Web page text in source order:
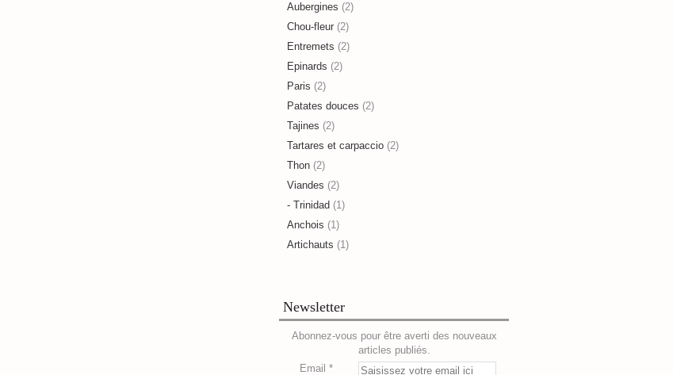
Aubergines (2)
Chou-fleur (2)
Entremets (2)
Epinards (2)
Paris (2)
Patates douces (2)
Tajines (2)
Tartares et carpaccio (2)
Thon (2)
Viandes (2)
- Trinidad (1)
Anchois (1)
Artichauts (1)
Newsletter
Abonnez-vous pour être averti des nouveaux
articles publiés.
Email